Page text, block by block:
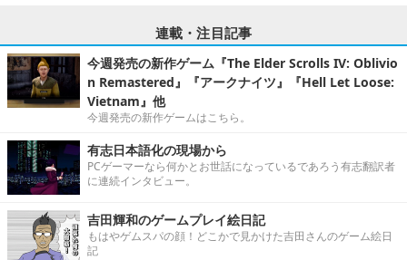
連載・注目記事
今週発売の新作ゲーム『The Elder Scrolls IV: Oblivio
n Remastered』『アークナイツ』『Hell Let Loose:
Vietnam』他
今週発売の新作ゲームはこちら。
有志日本語化の現場から
PCゲーマーなら何かとお世話になっているであろう有志翻訳者
に連続インタビュー。
吉田輝和のゲームプレイ絵日記
もはやゲムスパの顔！どこかで見かけた吉田さんのゲーム絵日
記